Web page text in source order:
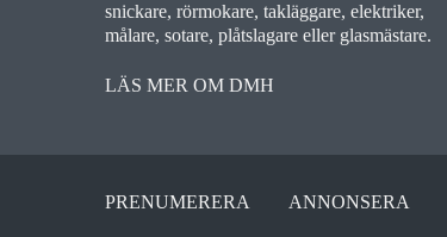
snickare, rörmokare, takläggare, elektriker,
målare, sotare, plåtslagare eller glasmästare.
LÄS MER OM DMH
PRENUMERERA ANNONSERA